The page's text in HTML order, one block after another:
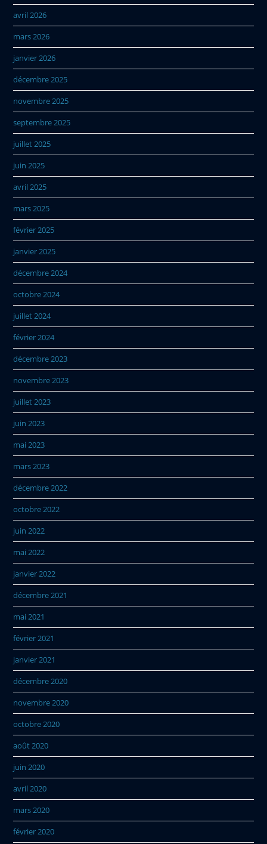
avril 2026
mars 2026
janvier 2026
décembre 2025
novembre 2025
septembre 2025
juillet 2025
juin 2025
avril 2025
mars 2025
février 2025
janvier 2025
décembre 2024
octobre 2024
juillet 2024
février 2024
décembre 2023
novembre 2023
juillet 2023
juin 2023
mai 2023
mars 2023
décembre 2022
octobre 2022
juin 2022
mai 2022
janvier 2022
décembre 2021
mai 2021
février 2021
janvier 2021
décembre 2020
novembre 2020
octobre 2020
août 2020
juin 2020
avril 2020
mars 2020
février 2020